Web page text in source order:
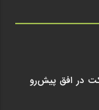
در افق پیش‌رو